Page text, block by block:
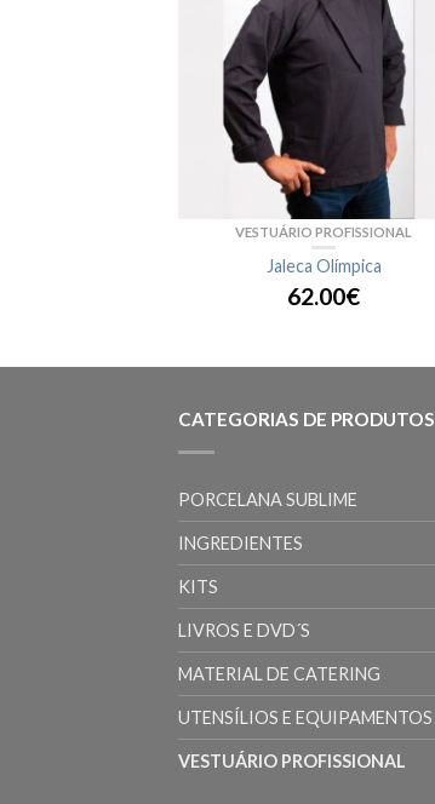
VESTUÁRIO PROFISSIONAL
Jaleca Olímpica
62.00€
CATEGORIAS DE PRODUTOS
PORCELANA SUBLIME
INGREDIENTES
KITS
LIVROS E DVD´S
MATERIAL DE CATERING
UTENSÍLIOS E EQUIPAMENTOS
VESTUÁRIO PROFISSIONAL